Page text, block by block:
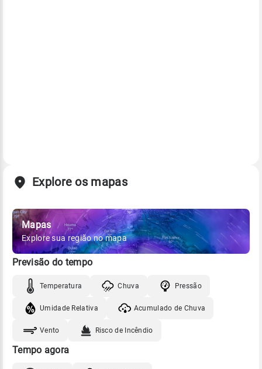
Explore os mapas
Mapas
Explore sua região no mapa
Previsão do tempo
Temperatura Chuva Pressão
Umidade Relativa Acumulado de Chuva
Vento Risco de Incêndio
Tempo agora